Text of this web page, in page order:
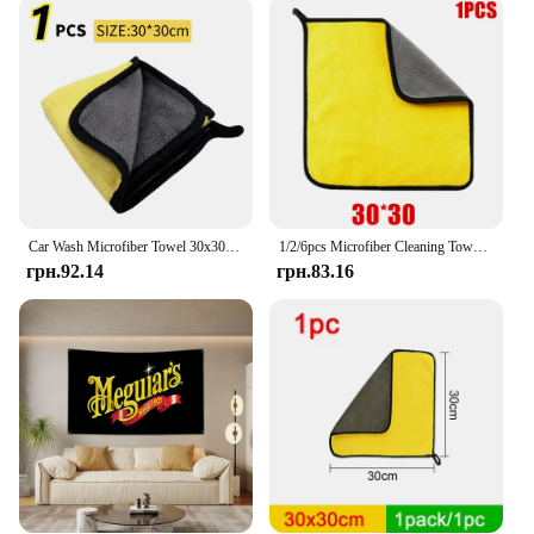
maintain their pristine look, the Meguiar Hot Shine
Tire Coating is the ideal solution. It's not just about
the shine; this product also offers superior
durability, making it an excellent choice for daily
use or for those who frequently travel on rough
terrains. The coating's water-repellent properties
help to keep your tires clean and dry, reducing the
risk of slippage and enhancing your vehicle's
overall safety.
**Convenience and Efficiency**
Forget about the hassle of frequent tire cleaning and
maintenance. The Meguiar Hot Shine Tire Coating is
designed to be both time-efficient and user-friendly.
Its sleek, easy-to-apply formula ensures that you
can achieve professional-level results without the
need for specialized tools or equipment. Moreover,
the product's water-based composition makes it safe
for both the environment and your hands, ensuring
that you can maintain your tires with confidence
and ease. With this product, you can enjoy a shiny,
Car Wash Microfiber Towel 30x30/60CM Car Cleaning Drying Cloth Hemming Car Care Cloth Detailing Car Wash Towel
грн.92.14
1/2/6pcs Microfiber Cleaning Towel Thicken Soft Drying Cloth Car Body Washing Towels Double Layer Clean Rags Car Accessories
грн.83.16